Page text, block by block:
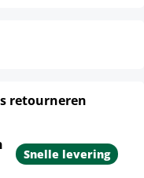
retourneren
Snelle levering